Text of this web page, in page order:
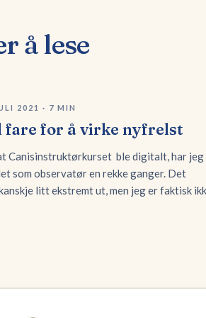
å lese
2021 · 7 MIN
fare for å virke nyfrelst
Canisinstruktørkurset ble digitalt, har jeg
som observatør en rekke ganger. Det
litt ekstremt ut, men jeg er faktisk